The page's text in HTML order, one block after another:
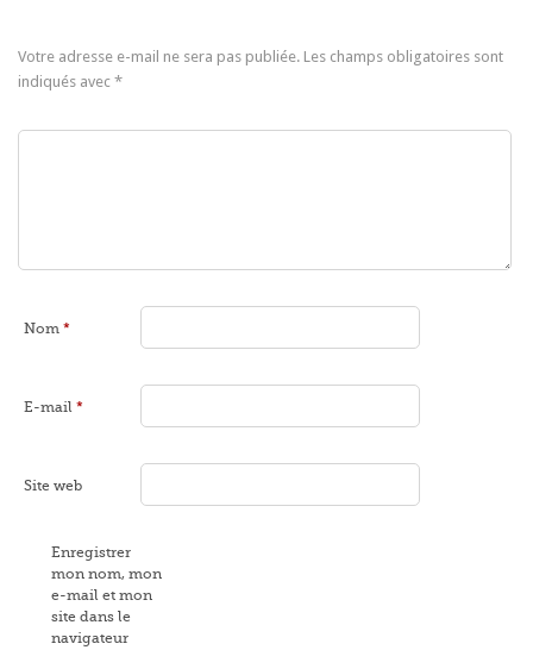
Votre adresse e-mail ne sera pas publiée. Les champs obligatoires sont
indiqués avec*
Nom*
E-mail*
Site web
Enregistrer
mon nom, mon
e-mail et mon
site dans le
navigateur